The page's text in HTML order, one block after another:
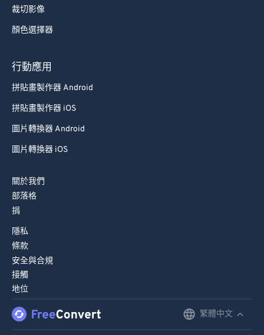
裁切影像
顏色選擇器
行動應用
拼貼畫製作器 Android
拼貼畫製作器 iOS
圖片轉換器 Android
圖片轉換器 iOS
關於我們
部落格
捐
隱私
條款
安全與合規
接觸
地位
繁體中文